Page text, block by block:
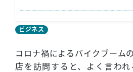
ビジネス
コロナ禍によるバイクブーム
店を訪問すると、よく言わ